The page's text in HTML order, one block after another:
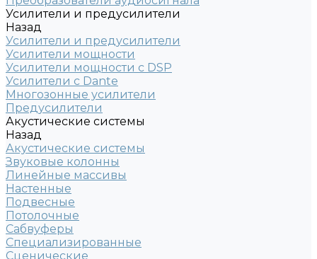
Усилители и предусилители
Назад
Усилители и предусилители
Усилители мощности
Усилители мощности с DSP
Усилители с Dante
Многозонные усилители
Предусилители
Акустические системы
Назад
Акустические системы
Звуковые колонны
Линейные массивы
Настенные
Подвесные
Потолочные
Сабвуферы
Специализированные
Сценические